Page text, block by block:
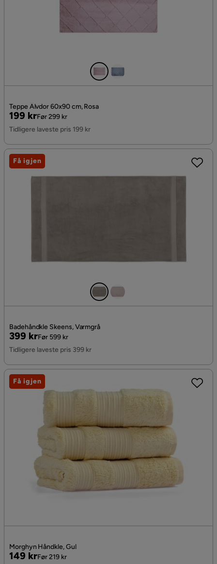
Teppe Älvdor 60x90 cm, Rosa
Pris
199 kr
Original
Pris
Før 299 kr
Tidligere laveste pris 199 kr
Badehåndkle Skeens, Varmgrå
Pris
399 kr
Original
Pris
Før 599 kr
Tidligere laveste pris 399 kr
Få igjen
Morghyn Håndkle, Gul
Pris
149 kr
OriginalFør 219 kr
Få igjen